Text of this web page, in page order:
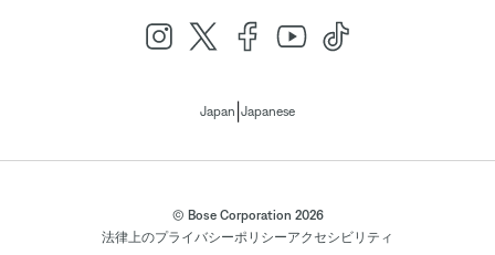
Japan Japanese
© Bose Corporation 2026
法律上のプライバシーポリシーアクセシビリティ